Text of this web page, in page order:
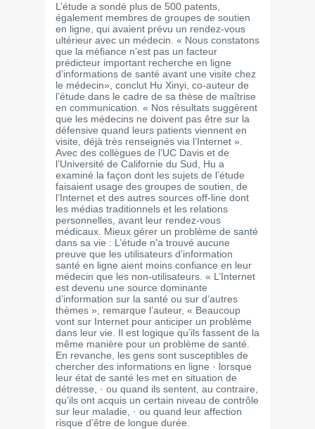
L’étude a sondé plus de 500 patents,
également membres de groupes de soutien
en ligne, qui avaient prévu un rendez-vous
ultérieur avec un médecin. « Nous constatons
que la méfiance n’est pas un facteur
prédicteur important recherche en ligne
d’informations de santé avant une visite chez
le médecin», conclut Hu Xinyi, co-auteur de
l’étude dans le cadre de sa thèse de maîtrise
en communication. « Nos résultats suggèrent
que les médecins ne doivent pas être sur la
défensive quand leurs patients viennent en
visite, déjà très renseignés via l’Internet ».
Avec des collègues de l’UC Davis et de
l’Université de Californie du Sud, Hu a
examiné la façon dont les sujets de l’étude
faisaient usage des groupes de soutien, de
l’Internet et des autres sources off-line dont
les médias traditionnels et les relations
personnelles, avant leur rendez-vous
médicaux. Mieux gérer un problème de santé
dans sa vie : L’étude n’a trouvé aucune
preuve que les utilisateurs d’information
santé en ligne aient moins confiance en leur
médecin que les non-utilisateurs. « L’Internet
est devenu une source dominante
d’information sur la santé ou sur d’autres
thèmes », remarque l’auteur, « Beaucoup
vont sur Internet pour anticiper un problème
dans leur vie. Il est logique qu’ils fassent de la
même manière pour un problème de santé.
En revanche, les gens sont susceptibles de
chercher des informations en ligne · lorsque
leur état de santé les met en situation de
détresse, · ou quand ils sentent, au contraire,
qu’ils ont acquis un certain niveau de contrôle
sur leur maladie, · ou quand leur affection
risque d’être de longue durée.